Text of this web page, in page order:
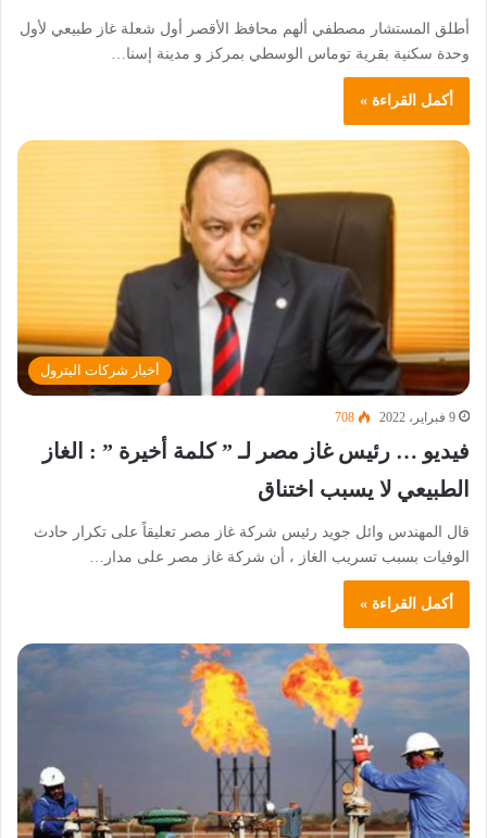
أطلق المستشار مصطفي ألهم محافظ الأقصر أول شعلة غاز طبيعي لأول
وحدة سكنية بقرية توماس الوسطي بمركز و مدينة إسنا…
أكمل القراءة »
أخبار شركات البترول
9 فبراير، 2022 708
فيديو … رئيس غاز مصر لـ ” كلمة أخيرة ” : الغاز
الطبيعي لا يسبب اختناق
قال المهندس وائل جويد رئيس شركة غاز مصر تعليقاً على تكرار حادث
الوفيات بسبب تسريب الغاز ، أن شركة غاز مصر على مدار…
أكمل القراءة »